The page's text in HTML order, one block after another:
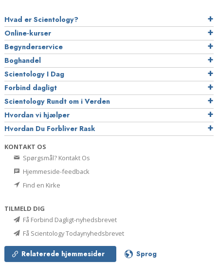
Hvad er Scientology?
Online-kurser
Begynderservice
Boghandel
Scientology I Dag
Forbind dagligt
Scientology Rundt om i Verden
Hvordan vi hjælper
Hvordan Du Forbliver Rask
KONTAKT OS
Spørgsmål? Kontakt Os
Hjemmeside-feedback
Find en Kirke
TILMELD DIG
Få Forbind Dagligt-nyhedsbrevet
Få Scientology Todaynyhedsbrevet
Relaterede hjemmesider Sprog